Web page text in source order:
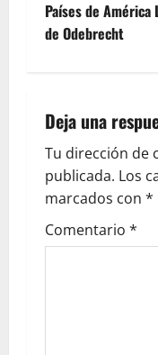
Países de
de Odebrecht
Deja una
Tu dirección de
publicada. Los
marcados con *
Comentario *